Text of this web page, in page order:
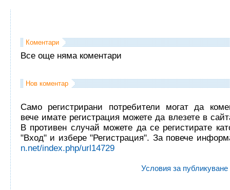
Коментари
Все още няма коментари
Нов коментар
Само регистрирани потребители могат да
вече имате регистрация можете да влезете в
В противен случай можете да се регистирате
"Вход" и избере "Регистрация". За повече
n.net/index.php/url14729
Условия за